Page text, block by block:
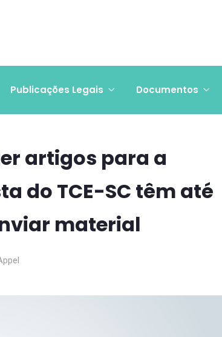
Publicações Legais Documentos
artigos para a
do TCE-SC têm até
material